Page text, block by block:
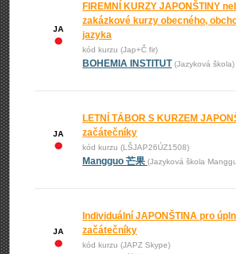
JA
FIREMNÍ KURZY JAPONŠTINY
zakázkové kurzy obecného,
jazyka
kód kurzu (Jap+Č fir)
BOHEMIA INSTITUT (Jazyková škola)
JA
LETNÍ TÁBOR S KURZEM
začátečníky
kód kurzu (LŠJAP26ÚZ1508)
Mangguo 芒果 (Jazyková škola
JA
Individuální JAPONŠTINA pro
začátečníky
kód kurzu (JAPZ Skype)